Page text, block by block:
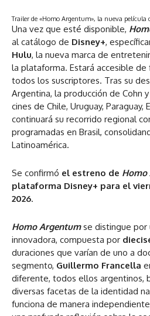
Trailer de «Homo Argentum», la nueva película
Una vez que esté disponible,
al catálogo de Disney+,
Hulu, la nueva marca de
la plataforma. Estará accesible de
todos los suscriptores. Tras su
Argentina, la producción de Cohn
cines de Chile, Uruguay, Paraguay,
continuará su recorrido regional
programadas en Brasil,
Latinoamérica.
Se confirmó el estreno de
plataforma Disney+ para el
2026.
Homo Argentumse distingue por
innovadora, compuesta por
duraciones que varían de uno a
segmento, Guillermo Francella
diferente, todos ellos argentinos,
diversas facetas de la identidad
funciona de manera